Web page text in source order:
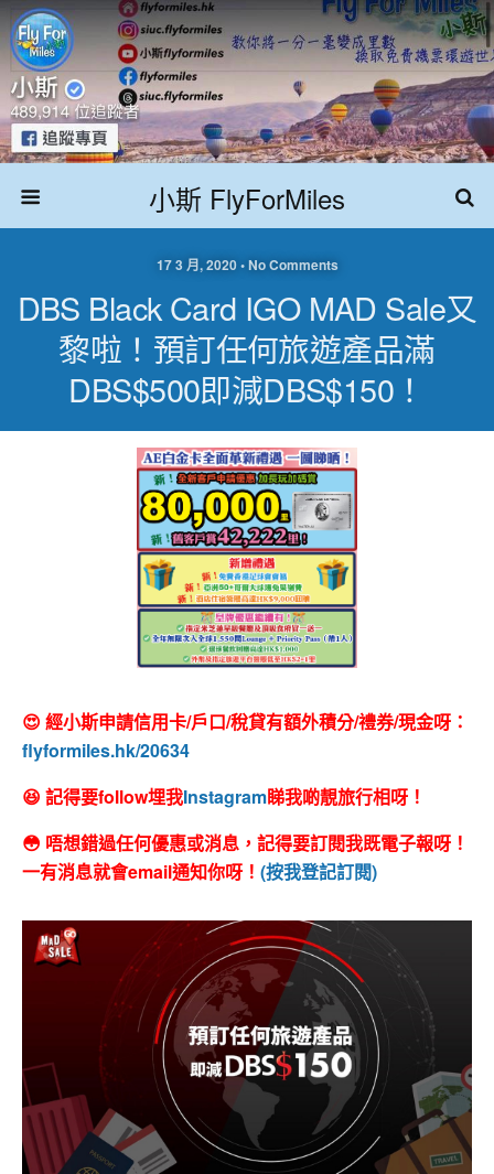
小斯 FlyForMiles
17 3 月, 2020 • No Comments
DBS Black Card IGO MAD Sale又
黎啦！預訂任何旅遊產品滿
DBS$500即減DBS$150！
😍 經小斯申請信用卡/戶口/稅貸有額外積分/禮券/現金呀：
flyformiles.hk/20634
😆 記得要follow埋我Instagram睇我啲靚旅行相呀！
😳 唔想錯過任何優惠或消息，記得要訂閱我既電子報呀！
一有消息就會email通知你呀！ (按我登記訂閱)